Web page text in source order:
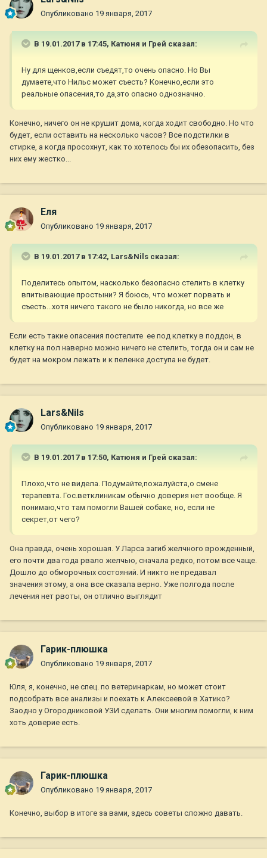
Опубликовано 19 января, 2017
В 19.01.2017 в 17:45, Катюня и Грей сказал:
Ну для щенков,если съедят,то очень опасно. Но Вы
думаете,что Нильс может съесть? Конечно,если это
реальные опасения,то да,это опасно однозначно.
Конечно, ничего он не крушит дома, когда ходит свободно. Но что
будет, если оставить на несколько часов? Все подстилки в
стирке, а когда просохнут, как то хотелось бы их обезопасить, без
них ему жестко...
Еля
Опубликовано 19 января, 2017
В 19.01.2017 в 17:42, Lars&Nils сказал:
Поделитесь опытом, насколько безопасно стелить в клетку
впитывающие простыни? Я боюсь, что может порвать и
съесть...хотя ничего такого не было никогда, но все же
Если есть такие опасения постелите ее под клетку в поддон, в
клетку на пол наверно можно ничего не стелить, тогда он и сам не
будет на мокром лежать и к пеленке доступа не будет.
Lars&Nils
Опубликовано 19 января, 2017
В 19.01.2017 в 17:50, Катюня и Грей сказал:
Плохо,что не видела. Подумайте,пожалуйста,о смене
терапевта. Гос.ветклиникам обычно доверия нет вообще. Я
понимаю,что там помогли Вашей собаке, но, если не
секрет,от чего?
Она правда, очень хорошая. У Ларса загиб желчного врожденный,
его почти два года рвало желчью, сначала редко, потом все чаще.
Дошло до обморочных состояний. И никто не предавал
значения этому, а она все сказала верно. Уже полгода после
лечения нет рвоты, он отлично выглядит
Гарик-плюшка
Опубликовано 19 января, 2017
Юля, я, конечно, не спец. по ветеринаркам, но может стоит
подсобрать все анализы и поехать к Алексеевой в Хатико?
Заодно у Огородниковой УЗИ сделать. Они многим помогли, к ним
хоть доверие есть.
Гарик-плюшка
Опубликовано 19 января, 2017
Конечно, выбор в итоге за вами, здесь советы сложно давать.